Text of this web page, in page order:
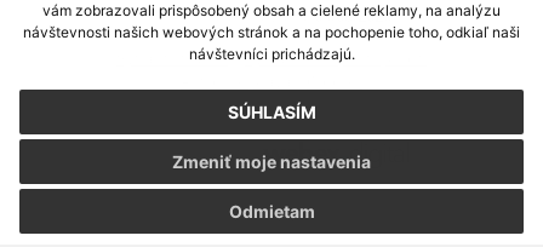
vám zobrazovali prispôsobený obsah a cielené reklamy, na analýzu
návštevnosti našich webových stránok a na pochopenie toho, odkiaľ naši
návštevníci prichádzajú.
SÚHLASÍM
Odmietam
Zmeniť moje nastavenia
Posledná aktualizácia:03.08.2026
Vytlačiť stránku|Vyhlásenie o prístupnosti
webdesign